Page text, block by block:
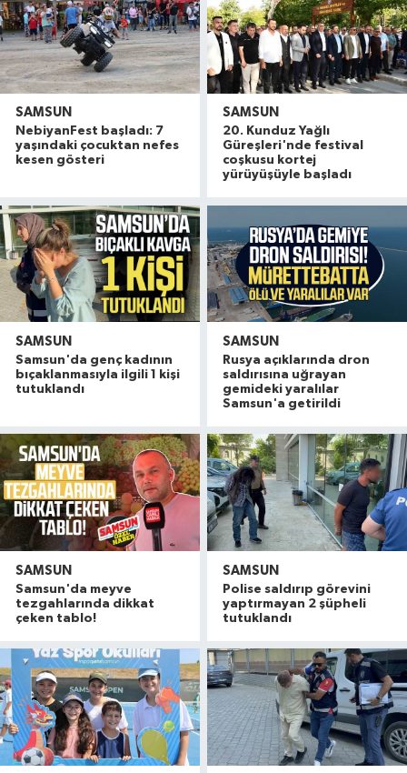
SAMSUN
NebiyanFest başladı: 7
yaşındaki çocuktan nefes
kesen gösteri
SAMSUN
20. Kunduz Yağlı
Güreşleri'nde festival
coşkusu kortej
yürüyüşüyle başladı
SAMSUN
Samsun'da genç kadının
bıçaklanmasıyla ilgili 1 kişi
tutuklandı
SAMSUN
Rusya açıklarında dron
saldırısına uğrayan
gemideki yaralılar
Samsun'a getirildi
SAMSUN
Samsun'da meyve
tezgahlarında dikkat
çeken tablo!
SAMSUN
Polise saldırıp görevini
yaptırmayan 2 şüpheli
tutuklandı